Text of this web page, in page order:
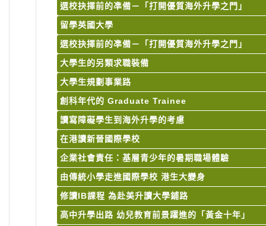
選校抉擇前的凖備－「打開優質海外升學之門」
留學英國大學
選校抉擇前的凖備－「打開優質海外升學之門」
大學生的另類求職裝備
大學生規劃事業路
創科年代的 Graduate Trainee
讀寫障礙學生到海外升學的考慮
在港讀新晉國際學校
企業社會責任：基層青少年的暑期職場體驗
由傳統小學走進國際學校 港生大變身
修讀IB課程 為赴美升讀大學鋪路
高中升學出路 幼兒教育前景躍進的「黃金十年」